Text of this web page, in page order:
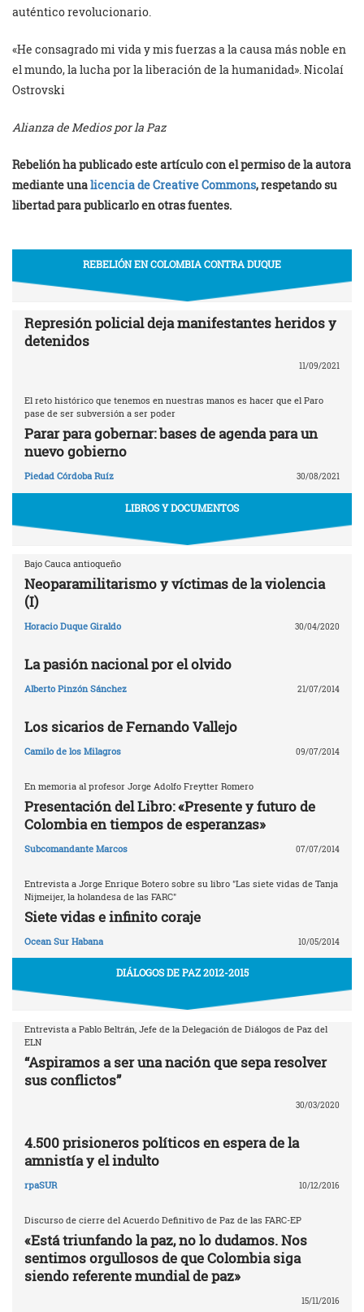
auténtico revolucionario.
«He consagrado mi vida y mis fuerzas a la causa más noble en
el mundo, la lucha por la liberación de la humanidad». Nicolaí
Ostrovski
Alianza de Medios por la Paz
Rebelión ha publicado este artículo con el permiso de la autora
mediante unalicencia de Creative Commons, respetando su
libertad para publicarlo en otras fuentes.
REBELIÓN EN COLOMBIA CONTRA DUQUE
Represión policial deja manifestantes heridos y
detenidos
11/09/2021
El reto histórico que tenemos en nuestras manos es hacer que el Paro
pase de ser subversión a ser poder
Parar para gobernar: bases de agenda para un
nuevo gobierno
Piedad Córdoba Ruíz 30/08/2021
LIBROS Y DOCUMENTOS
Bajo Cauca antioqueño
Neoparamilitarismo y víctimas de la violencia
(I)
Horacio Duque Giraldo 30/04/2020
La pasión nacional por el olvido
Alberto Pinzón Sánchez 21/07/2014
Los sicarios de Fernando Vallejo
Camilo de los Milagros 09/07/2014
En memoria al profesor Jorge Adolfo Freytter Romero
Presentación del Libro: «Presente y futuro de
Colombia en tiempos de esperanzas»
Subcomandante Marcos 07/07/2014
Entrevista a Jorge Enrique Botero sobre su libro "Las siete vidas de Tanja
Nijmeijer, la holandesa de las FARC"
Siete vidas e infinito coraje
Ocean Sur Habana 10/05/2014
DIÁLOGOS DE PAZ 2012-2015
Entrevista a Pablo Beltrán, Jefe de la Delegación de Diálogos de Paz del
ELN
“Aspiramos a ser una nación que sepa resolver
sus conflictos”
30/03/2020
4.500 prisioneros políticos en espera de la
amnistía y el indulto
rpaSUR 10/12/2016
Discurso de cierre del Acuerdo Definitivo de Paz de las FARC-EP
«Está triunfando la paz, no lo dudamos. Nos
sentimos orgullosos de que Colombia siga
siendo referente mundial de paz»
15/11/2016